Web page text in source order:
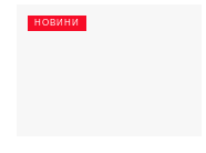
НОВИНИ